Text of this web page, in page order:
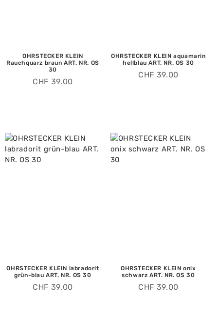
OHRSTECKER KLEIN
Rauchquarz braun ART. NR. OS
30
CHF 39.00
OHRSTECKER KLEIN aquamarin
hellblau ART. NR. OS 30
CHF 39.00
OHRSTECKER KLEIN labradorit
grün-blau ART. NR. OS 30
CHF 39.00
OHRSTECKER KLEIN onix
schwarz ART. NR. OS 30
CHF 39.00